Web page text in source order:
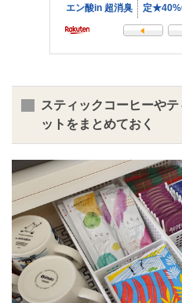
スティックコーヒーや
ットをまとめておく